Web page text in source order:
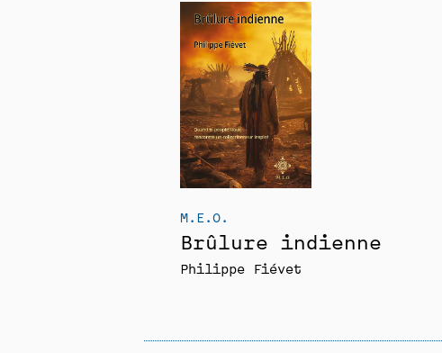
M.E.O.
Brûlure indienne
Philippe Fiévet